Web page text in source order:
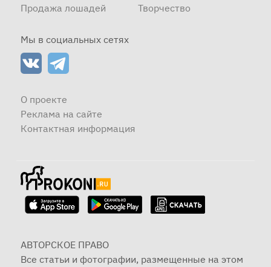
Продажа лошадей
Творчество
Мы в социальных сетях
О проекте
Реклама на сайте
Контактная информация
АВТОРСКОЕ ПРАВО
Все статьи и фотографии, размещенные на этом